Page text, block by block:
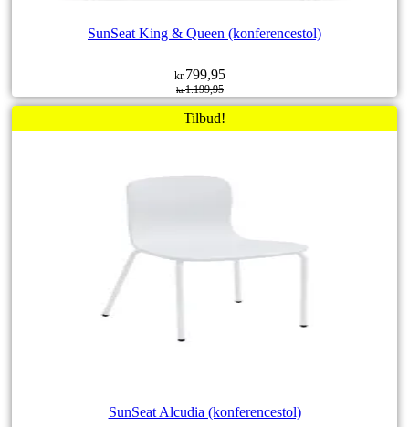
SunSeat King & Queen (konferencestol)
kr.1.199,95
Den
oprindelige
var:
kr. 799,95
Den
aktuelle
er:
Tilbud!
SunSeat Alcudia (konferencestol)